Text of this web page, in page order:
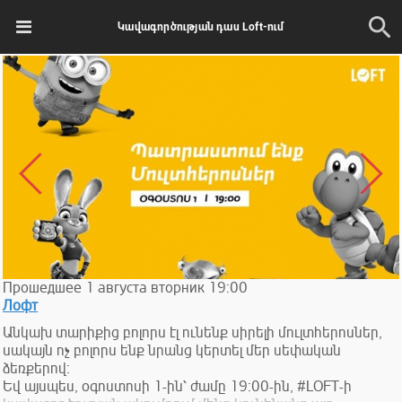
Կավագործության դաս Loft-ում
Прошедшее 1 августа вторник 19:00
Лофт
Անկախ տարիքից բոլորս էլ ունենք սիրելի մուլտհերոսներ,
սակայն ոչ բոլորս ենք նրանց կերտել մեր սեփական
ձեռքերով։
Եվ այսպես, օգոստոսի 1-ին՝ ժամը 19։00-ին, #LOFT-ի